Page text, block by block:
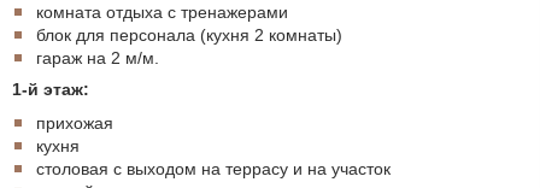
комната отдыха с тренажерами
блок для персонала (кухня 2 комнаты)
гараж на 2 м/м.
1-й этаж:
прихожая
кухня
столовая с выходом на террасу и на участок